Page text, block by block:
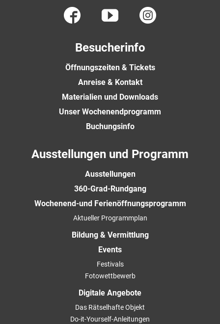
Besucherinfo
Öffnungszeiten & Tickets
Anreise & Kontakt
Materialien und Downloads
Unser Wochenendprogramm
Buchungsinfo
Ausstellungen und Programm
Ausstellungen
360-Grad-Rundgang
Wochenend-und Ferienöffnungsprogramm
Aktueller Programmplan
Bildung & Vermittlung
Events
Festivals
Fotowettbewerb
Digitale Angebote
Das Rätselhafte Objekt
Do-it-Yourself-Anleitungen